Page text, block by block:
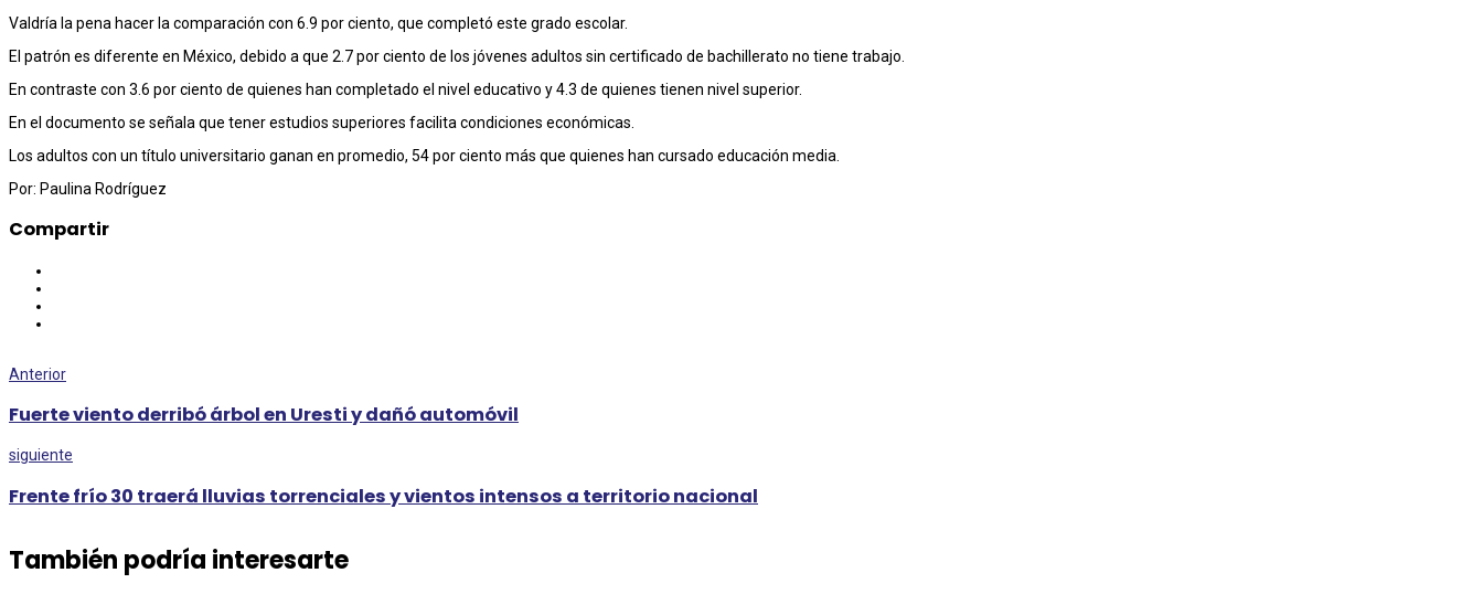
Valdría la pena hacer la comparación con 6.9 por ciento, que completó este grado escolar.
El patrón es diferente en México, debido a que 2.7 por ciento de los jóvenes adultos sin certificado de bachillerato no tiene trabajo.
En contraste con 3.6 por ciento de quienes han completado el nivel educativo y 4.3 de quienes tienen nivel superior.
En el documento se señala que tener estudios superiores facilita condiciones económicas.
Los adultos con un título universitario ganan en promedio, 54 por ciento más que quienes han cursado educación media.
Por: Paulina Rodríguez
Compartir
Anterior
Fuerte viento derribó árbol en Uresti y dañó automóvil
siguiente
Frente frío 30 traerá lluvias torrenciales y vientos intensos a territorio nacional
También podría interesarte